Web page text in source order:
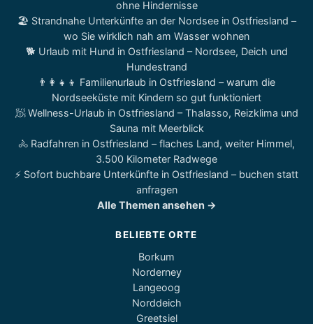
ohne Hindernisse
🏖️ Strandnahe Unterkünfte an der Nordsee in Ostfriesland –
wo Sie wirklich nah am Wasser wohnen
🐕 Urlaub mit Hund in Ostfriesland – Nordsee, Deich und
Hundestrand
👨‍👩‍👧‍👦 Familienurlaub in Ostfriesland – warum die
Nordseeküste mit Kindern so gut funktioniert
🧖 Wellness-Urlaub in Ostfriesland – Thalasso, Reizklima und
Sauna mit Meerblick
🚴 Radfahren in Ostfriesland – flaches Land, weiter Himmel,
3.500 Kilometer Radwege
⚡ Sofort buchbare Unterkünfte in Ostfriesland – buchen statt
anfragen
Alle Themen ansehen →
BELIEBTE ORTE
Borkum
Norderney
Langeoog
Norddeich
Greetsiel